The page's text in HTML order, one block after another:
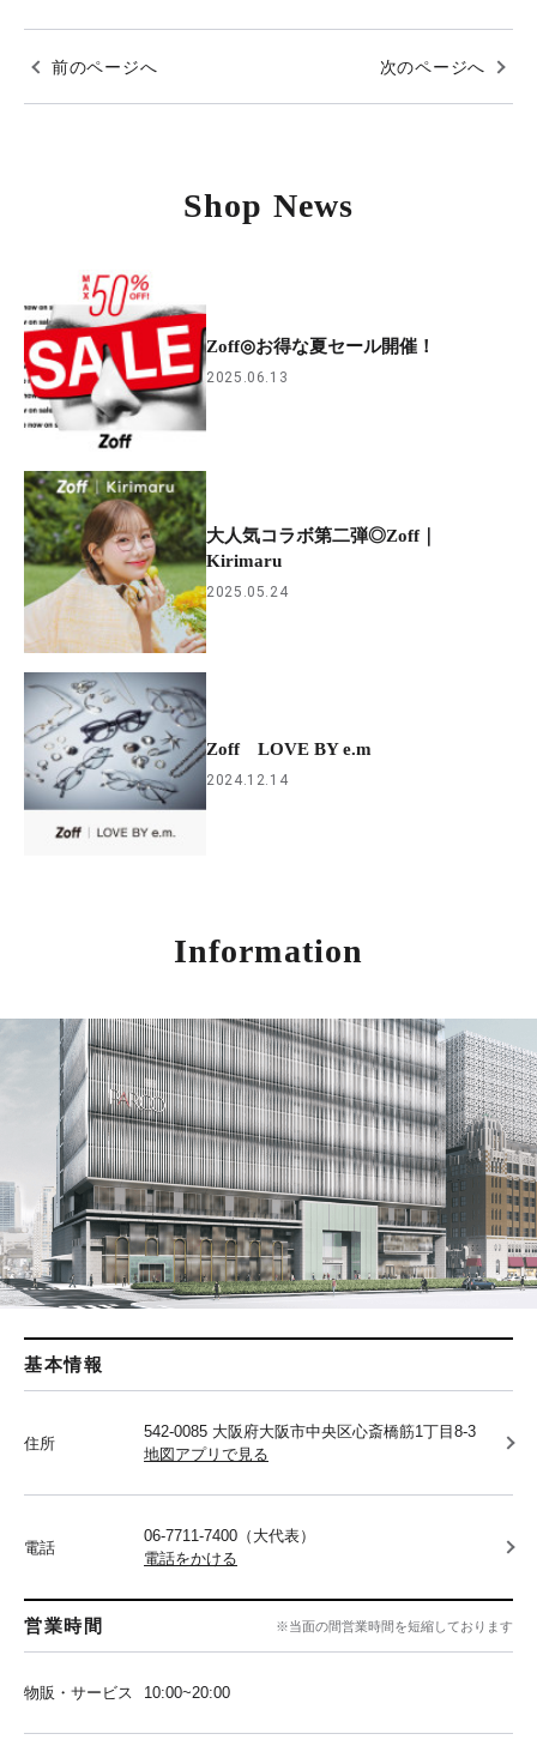
前のページへ 次のページへ
Shop News
Zoff◎お得な夏セール開催！
2025.06.13
大人気コラボ第二弾◎Zoff｜
Kirimaru
2025.05.24
Zoff LOVE BY e.m
2024.12.14
Information
基本情報
住所
542-0085 大阪府大阪市中央区心斎橋筋1丁目8-3
地図アプリで見る
電話
06-7711-7400（大代表）
電話をかける
営業時間 ※当面の間営業時間を短縮しております
物販・サービス 10:00~20:00